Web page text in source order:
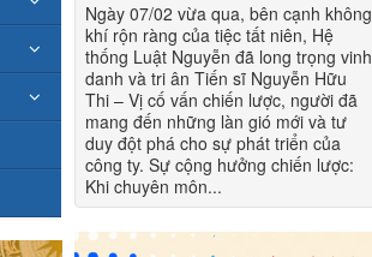
Ngày 07/02 vừa qua, bên cạnh không
khí rộn ràng của tiệc tất niên, Hệ
thống Luật Nguyễn đã long trọng vinh
danh và tri ân Tiến sĩ Nguyễn Hữu
Thi – Vị cố vấn chiến lược, người đã
mang đến những làn gió mới và tư
duy đột phá cho sự phát triển của
công ty. Sự cộng hưởng chiến lược:
Khi chuyên môn...